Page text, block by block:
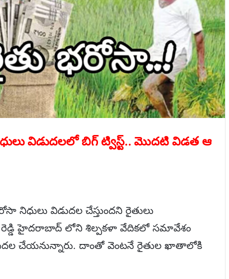
విడుదలలో బిగ్ ట్విస్ట్.. మొదటి విడత ఆ
నిధులు విడుదల చేస్తుందని రైతులు
రెడ్డి హైదరాబాద్ లోని శిల్పకళా వేదికలో సమావేశం
చేయనున్నారు. దాంతో వెంటనే రైతుల ఖాతాలోకి